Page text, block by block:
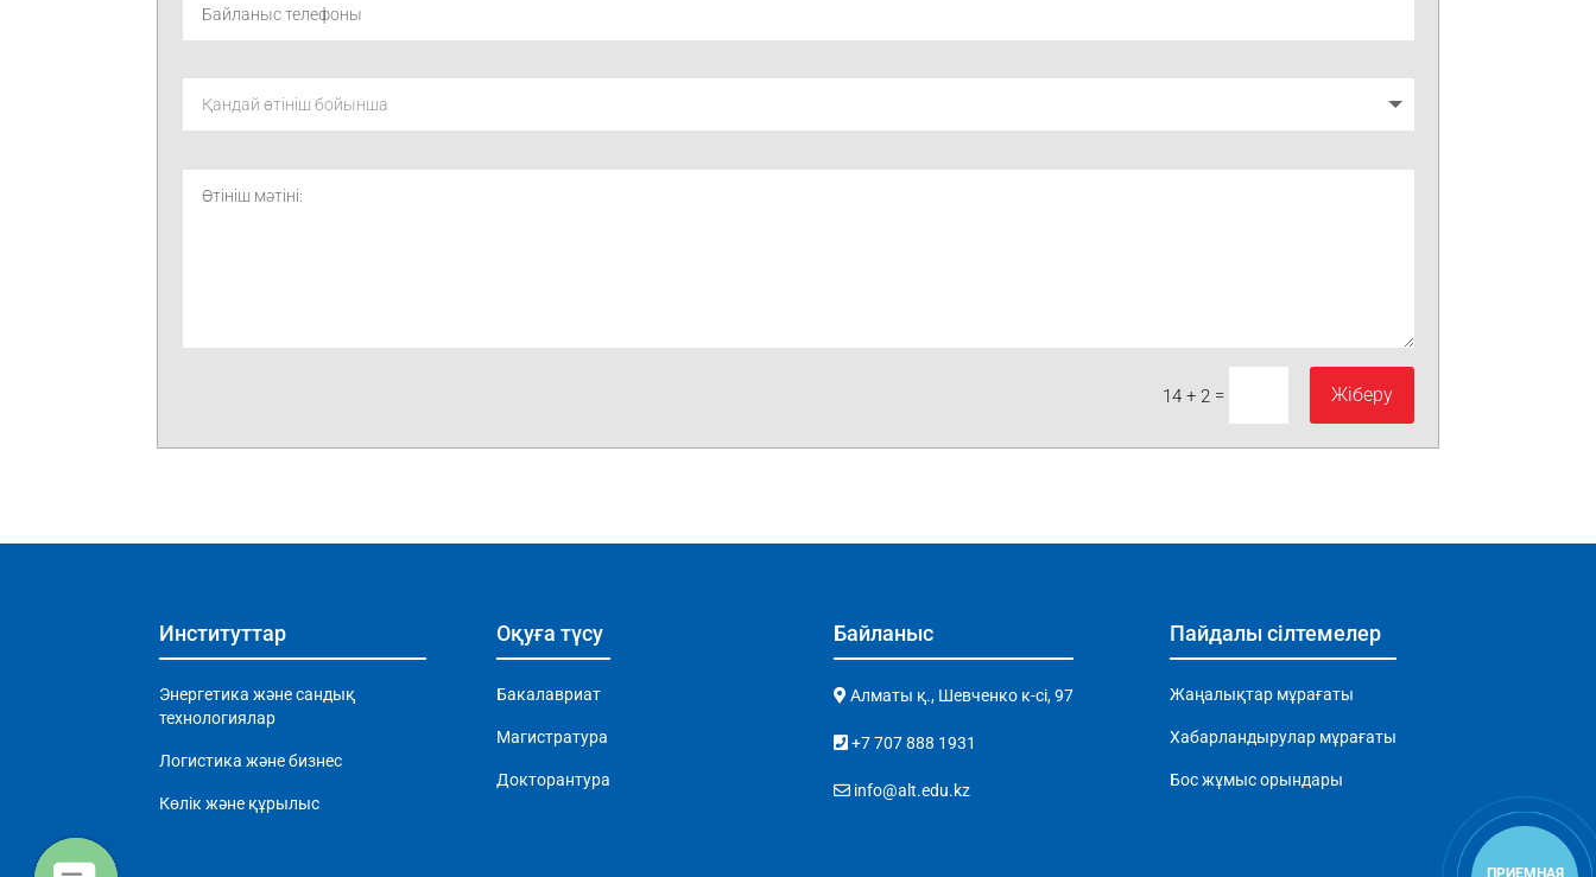
14 + 2 = Жіберу
Институттар
Энергетика және сандық
технологиялар
Логистика және бизнес
Көлік және құрылыс
Оқуға түсу
Бакалавриат
Магистратура
Докторантура
Байланыс
Алматы қ., Шевченко к-сі, 97
+7 707 888 1931
info@alt.edu.kz
Пайдалы сілтемелер
Жаңалықтар мұрағаты
Хабарландырулар мұрағаты
Бос жұмыс орындары
ПРИЕМНАЯ